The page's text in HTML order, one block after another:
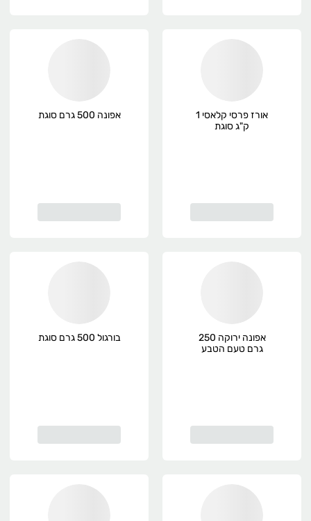
אורז פרסי קלאסי 1
ק"ג סוגת
אפונה 500 גרם סוגת
אפונה ירוקה 250
גרם טעם הטבע
בורגול 500 גרם סוגת